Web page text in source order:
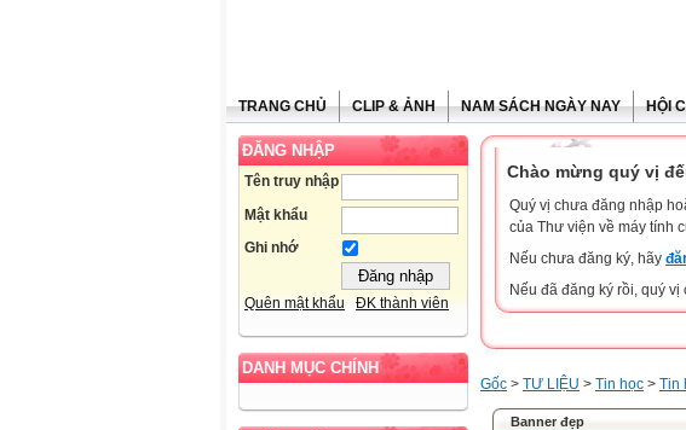
TRANG CHỦ CLIP & ẢNH NAM SÁCH NGÀY NAY HỘI
ĐĂNG NHẬP
Tên truy nhập
Mật khẩu
Ghi nhớ
Quên mật khẩu ĐK thành viên
DANH MỤC CHÍNH
Chào mừng quý vị
Quý vị chưa đăng nhập
của Thư viện về máy tính
Nếu chưa đăng ký, hãy
Nếu đã đăng ký rồi, quý
Gốc > TƯ LIỆU > Tin học > Tin
Banner đẹp